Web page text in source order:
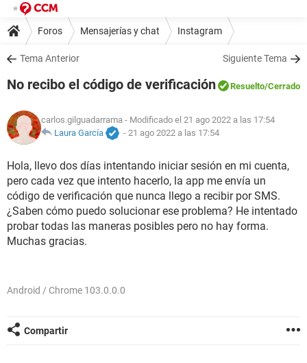
Foros Mensajerías y chat Instagram
Tema Anterior Siguiente Tema
No recibo el código de verificación Resuelto/Cerrado
carlos.gilguadarrama - Modificado el 21 ago 2022 a las 17:54
Laura García
- 21 ago 2022 a las 17:54
Hola, llevo dos días intentando iniciar sesión en mi cuenta,
pero cada vez que intento hacerlo, la app me envía un
código de verificación que nunca llego a recibir por SMS.
¿Saben cómo puedo solucionar ese problema? He intentado
probar todas las maneras posibles pero no hay forma.
Muchas gracias.
Android / Chrome 103.0.0.0
Compartir